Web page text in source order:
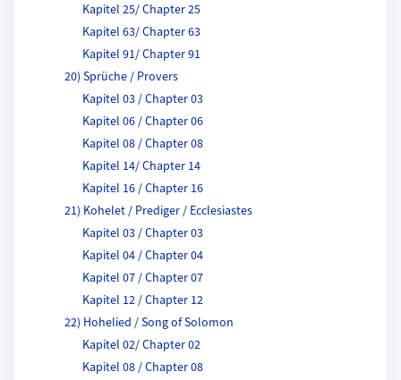
Kapitel 25/ Chapter 25
Kapitel 63/ Chapter 63
Kapitel 91/ Chapter 91
20) Sprüche / Provers
Kapitel 03 / Chapter 03
Kapitel 06 / Chapter 06
Kapitel 08 / Chapter 08
Kapitel 14/ Chapter 14
Kapitel 16 / Chapter 16
21) Kohelet / Prediger / Ecclesiastes
Kapitel 03 / Chapter 03
Kapitel 04 / Chapter 04
Kapitel 07 / Chapter 07
Kapitel 12 / Chapter 12
22) Hohelied / Song of Solomon
Kapitel 02/ Chapter 02
Kapitel 08 / Chapter 08